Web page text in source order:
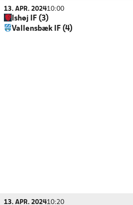
13. APR. 202410:00
Ishøj IF (3)
Vallensbæk IF (4)
13. APR. 202410:20